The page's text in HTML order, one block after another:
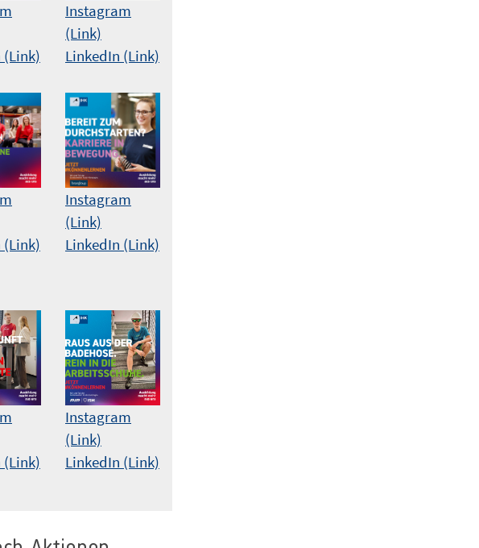
(Link)
Instagram
(Link)
LinkedIn (Link)
(Link)
Instagram
(Link)
LinkedIn (Link)
(Link)
Instagram
(Link)
LinkedIn (Link)